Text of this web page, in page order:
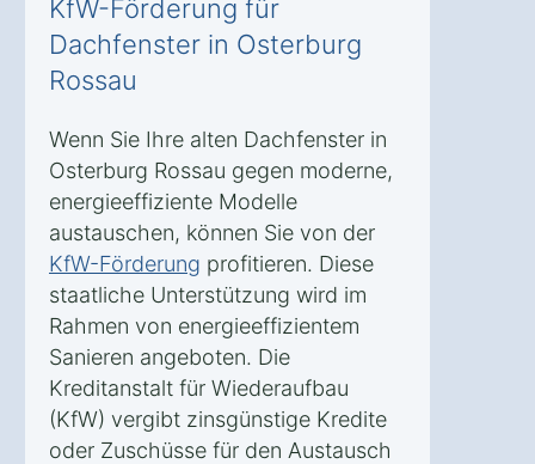
KfW-Förderung für
Dachfenster in Osterburg
Rossau
Wenn Sie Ihre alten Dachfenster in
Osterburg Rossau gegen moderne,
energieeffiziente Modelle
austauschen, können Sie von der
KfW-Förderung profitieren. Diese
staatliche Unterstützung wird im
Rahmen von energieeffizientem
Sanieren angeboten. Die
Kreditanstalt für Wiederaufbau
(KfW) vergibt zinsgünstige Kredite
oder Zuschüsse für den Austausch